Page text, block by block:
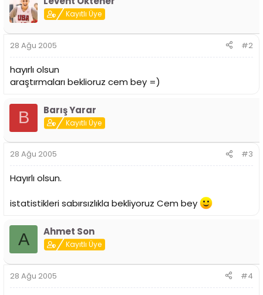
i
Kayıtlı Üye
28 Ağu 2005 #2
hayırlı olsun
araştırmaları beklioruz cem bey =)
B Barış Yarar
Kayıtlı Üye
28 Ağu 2005 #3
Hayırlı olsun.
istatistikleri sabırsızlıkla bekliyoruz Cem bey
A Ahmet Son
Kayıtlı Üye
28 Ağu 2005 #4